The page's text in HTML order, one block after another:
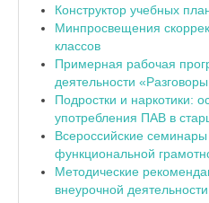
Конструктор учебных
Минпросвещения
классов
Примерная рабочая
деятельности
Подростки и наркотики:
употребления ПАВ в
Всероссийские
функциональной
Методические
внеурочной деятельности